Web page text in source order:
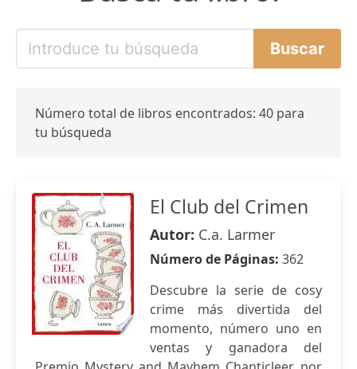
Número total de libros encontrados: 40 para
tu búsqueda
El Club del Crimen
Autor: C.a. Larmer
Número de Páginas: 362
Descubre la serie de cosy
crime más divertida del
momento, número uno en
ventas y ganadora del